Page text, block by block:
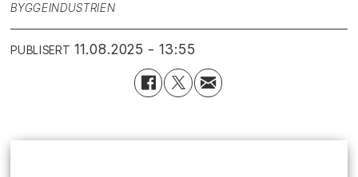
BYGGEINDUSTRIEN
PUBLISERT 11.08.2025 - 13:55